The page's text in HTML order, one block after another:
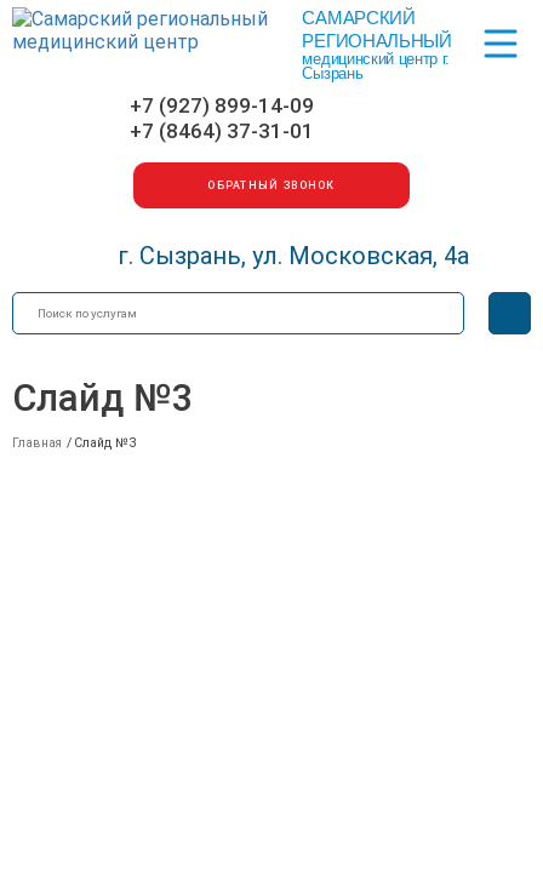
г. Сызрань, ул. Московская, 4а
САМАРСКИЙ
РЕГИОНАЛЬНЫЙ
медицинский центр г.
Сызрань
Меню
+7 (927) 899-14-09
+7 (8464) 37-31-01
ОБРАТНЫЙ ЗВОНОК
Слайд №3
Главная / Слайд №3